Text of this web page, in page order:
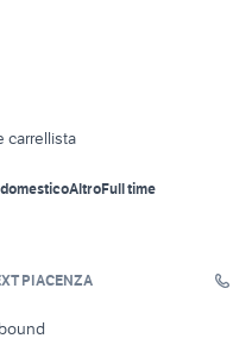
carrellista
AltroFull time
PIACENZA